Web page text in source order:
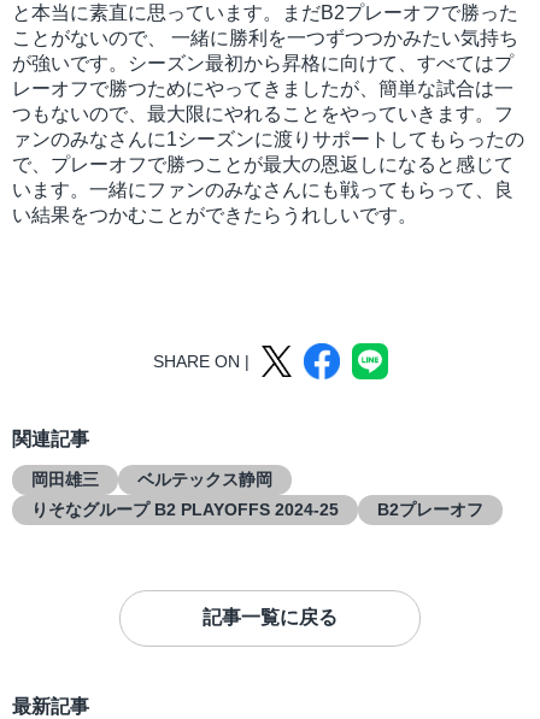
と本当に素直に思っています。まだB2プレーオフで勝った
ことがないので、 一緒に勝利を一つずつつかみたい気持ち
が強いです。シーズン最初から昇格に向けて、すべてはプ
レーオフで勝つためにやってきましたが、簡単な試合は一
つもないので、最大限にやれることをやっていきます。フ
ァンのみなさんに1シーズンに渡りサポートしてもらったの
で、プレーオフで勝つことが最大の恩返しになると感じて
います。一緒にファンのみなさんにも戦ってもらって、良
い結果をつかむことができたらうれしいです。
SHARE ON |
関連記事
岡田雄三
ベルテックス静岡
りそなグループ B2 PLAYOFFS 2024-25
B2プレーオフ
記事一覧に戻る
最新記事